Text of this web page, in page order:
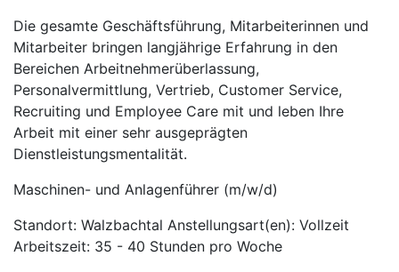
Die gesamte Geschäftsführung, Mitarbeiterinnen und
Mitarbeiter bringen langjährige Erfahrung in den
Bereichen Arbeitnehmerüberlassung,
Personalvermittlung, Vertrieb, Customer Service,
Recruiting und Employee Care mit und leben Ihre
Arbeit mit einer sehr ausgeprägten
Dienstleistungsmentalität.
Maschinen- und Anlagenführer (m/w/d)
Standort: Walzbachtal Anstellungsart(en): Vollzeit
Arbeitszeit: 35 - 40 Stunden pro Woche